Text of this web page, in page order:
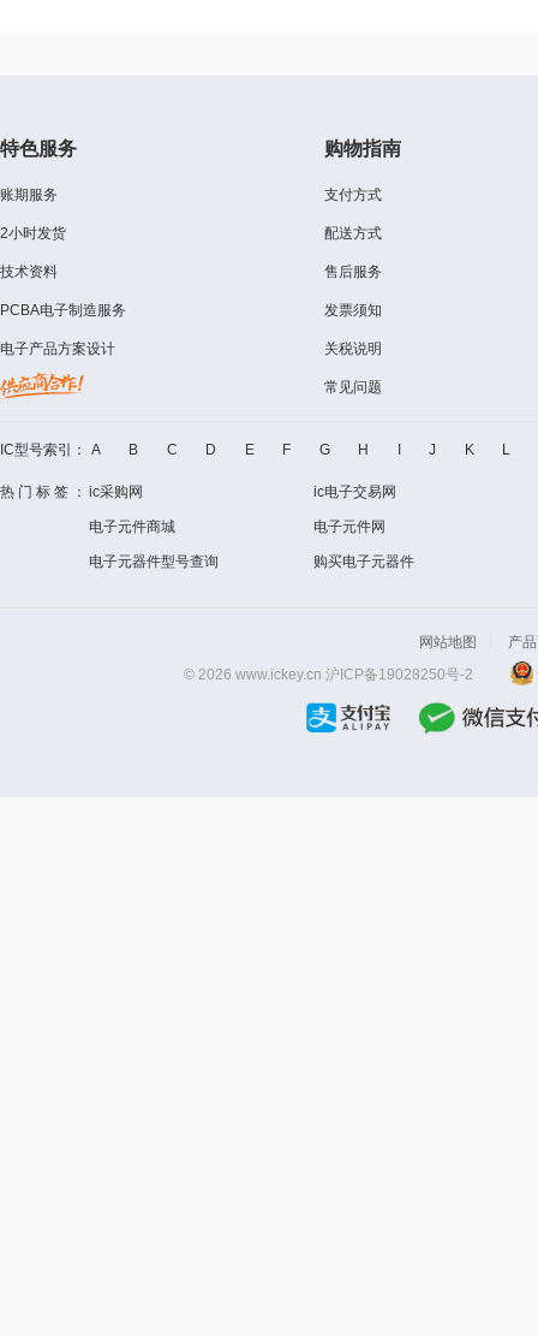
特色服务
账期服务
2小时发货
技术资料
PCBA电子制造服务
电子产品方案设计
购物指南
支付方式
配送方式
售后服务
发票须知
关税说明
常见问题
IC型号索引： A B C D E F G H J K L
热门标签：ic采购网 ic电子交易网
电子元件商城 电子元件网
电子元器件型号查询 购买电子元器件
网站地图
产
© 2026 www.ickey.cn 沪ICP备19028250号-2